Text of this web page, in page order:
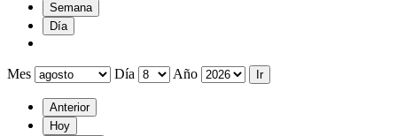
Semana
Día
Mes Día Año
Anterior
Hoy